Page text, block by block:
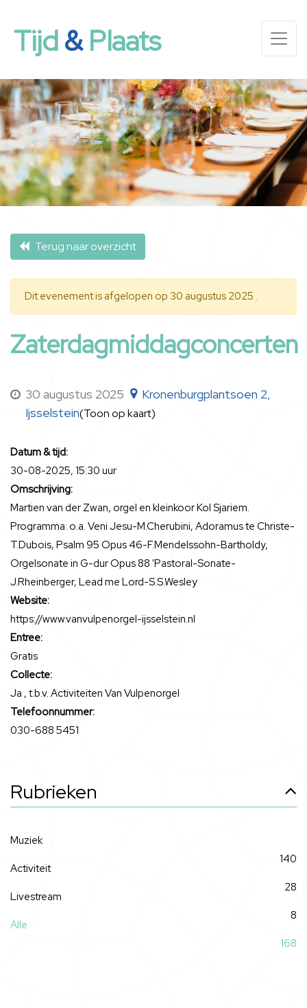
Tijd&Plaats
Terug naar overzicht
Dit evenement is afgelopen op 30 augustus 2025 .
Zaterdagmiddagconcerten
30 augustus 2025
Kronenburgplantsoen 2,
Ijsselstein(Toon op kaart)
Datum & tijd:
30-08-2025, 15:30 uur
Omschrijving:
Martien van der Zwan, orgel en kleinkoor Kol Sjariem.
Programma: o.a. Veni Jesu-M.Cherubini, Adoramus te Christe-
T.Dubois, Psalm 95 Opus 46-F.Mendelssohn-Bartholdy,
Orgelsonate in G-dur Opus 88 'Pastoral-Sonate-
J.Rheinberger, Lead me Lord-S.S.Wesley
Website:
https://www.vanvulpenorgel-ijsselstein.nl
Entree:
Gratis
Collecte:
Ja , t.b.v. Activiteiten Van Vulpenorgel
Telefoonnummer:
030-688 5451
Rubrieken
Muziek
140
Activiteit
28
Livestream
8
Alle
168